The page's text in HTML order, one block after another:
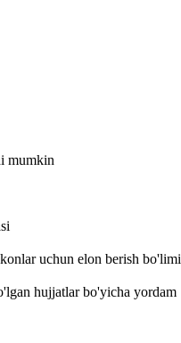
mumkin
uchun elon berish bo'limi
hujjatlar bo'yicha yordam